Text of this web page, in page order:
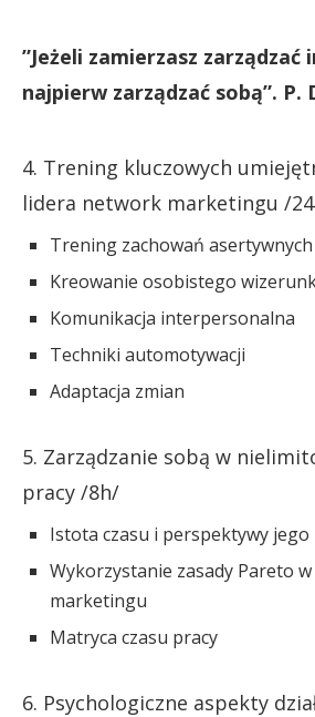
”Jeżeli zamierzasz zarządzać
najpierw zarządzać sobą”. P.
4. Trening kluczowych
lidera network marketingu /
Trening zachowań asertywnych
Kreowanie osobistego
Komunikacja interpersonalna
Techniki automotywacji
Adaptacja zmian
5. Zarządzanie sobą w
pracy /8h/
Istota czasu i perspektywy
Wykorzystanie zasady Pareto
marketingu
Matryca czasu pracy
6. Psychologiczne aspekty